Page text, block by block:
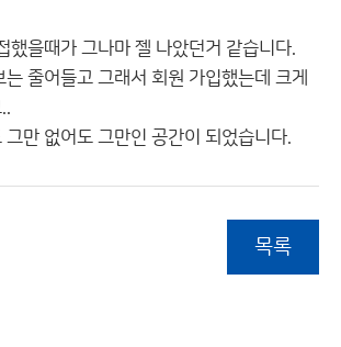
했을때가 그나마 젤 나았던거 같습니다.
줄어들고 그래서 회원 가입했는데 크게
그만 없어도 그만인 공간이 되었습니다.
목록